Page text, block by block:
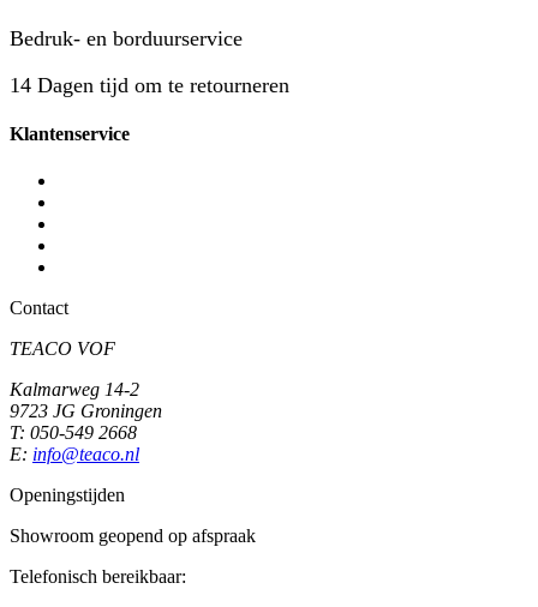
Bedruk- en borduurservice
14 Dagen tijd om te retourneren
Klantenservice
Contact
TEACO VOF
Kalmarweg 14-2
9723 JG Groningen
T: 050-549 2668
E: info@teaco.nl
Openingstijden
Showroom geopend op afspraak
Telefonisch bereikbaar: